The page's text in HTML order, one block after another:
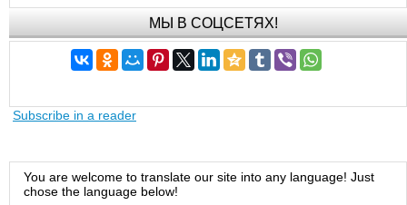
МЫ В СОЦСЕТЯХ!
Subscribe in a reader
You are welcome to translate our site into any language! Just
chose the language below!